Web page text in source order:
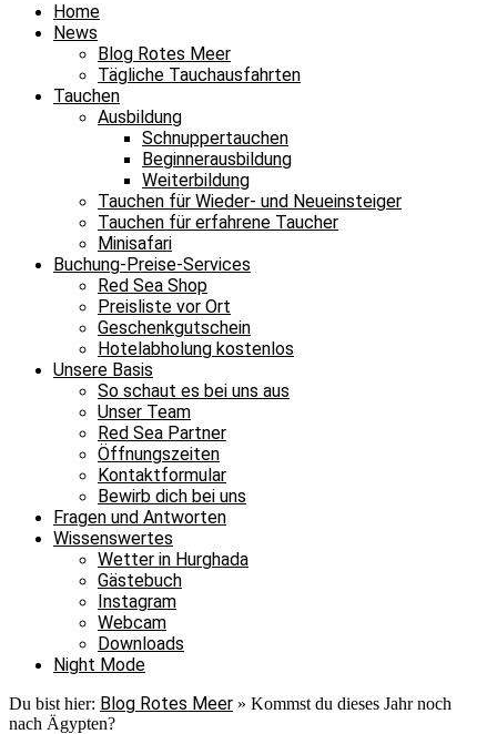
Home
News
Blog Rotes Meer
Tägliche Tauchausfahrten
Tauchen
Ausbildung
Schnuppertauchen
Beginnerausbildung
Weiterbildung
Tauchen für Wieder- und Neueinsteiger
Tauchen für erfahrene Taucher
Minisafari
Buchung-Preise-Services
Red Sea Shop
Preisliste vor Ort
Geschenkgutschein
Hotelabholung kostenlos
Unsere Basis
So schaut es bei uns aus
Unser Team
Red Sea Partner
Öffnungszeiten
Kontaktformular
Bewirb dich bei uns
Fragen und Antworten
Wissenswertes
Wetter in Hurghada
Gästebuch
Instagram
Webcam
Downloads
Night Mode
Du bist hier: Blog Rotes Meer » Kommst du dieses Jahr noch
nach Ägypten?
auf
Fälle
Vielleicht
komme
spontan
Tauchen
entscheide
kurzfristig!